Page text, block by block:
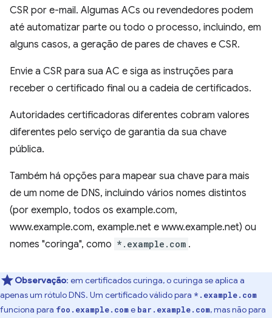
CSR por e-mail. Algumas ACs ou revendedores podem
até automatizar parte ou todo o processo, incluindo, em
alguns casos, a geração de pares de chaves e CSR.
Envie a CSR para sua AC e siga as instruções para
receber o certificado final ou a cadeia de certificados.
Autoridades certificadoras diferentes cobram valores
diferentes pelo serviço de garantia da sua chave
pública.
Também há opções para mapear sua chave para mais
de um nome de DNS, incluindo vários nomes distintos
(por exemplo, todos os example.com,
www.example.com, example.net e www.example.net) ou
nomes "coringa", como *.example.com .
Observação: em certificados curinga, o curinga se aplica a
apenas um rótulo DNS. Um certificado válido para *.example.com
funciona para foo.example.come bar.example.com, mas não para